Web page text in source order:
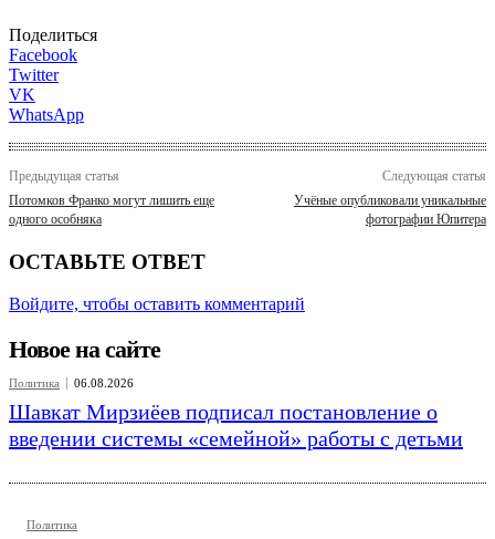
Поделиться
Facebook
Twitter
VK
WhatsApp
Предыдущая статья
Потомков Франко могут лишить еще
одного особняка
Следующая статья
Учёные опубликовали уникальные
фотографии Юпитера
ОСТАВЬТЕ ОТВЕТ
Войдите, чтобы оставить комментарий
Новое на сайте
Политика 06.08.2026
Шавкат Мирзиёев подписал постановление о
введении системы «семейной» работы с детьми
Политика